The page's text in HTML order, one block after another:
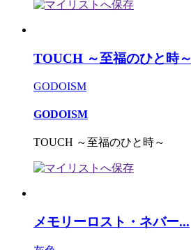
TOUCH ～至福のひと時～
GODOISM
GODOISM
TOUCH ～至福のひと時～
メモリーロスト・ネバー...